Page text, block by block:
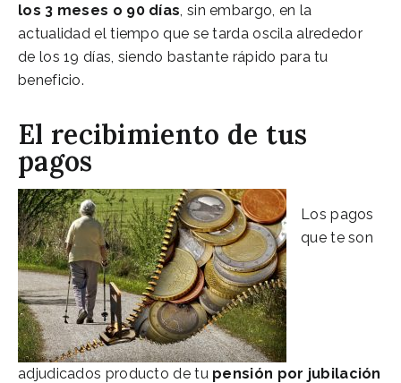
los 3 meses o 90 días, sin embargo, en la
actualidad el tiempo que se tarda oscila alrededor
de los 19 días, siendo bastante rápido para tu
beneficio.
El recibimiento de tus
pagos
Los pagos
que te son
adjudicados producto de tu pensión por jubilación